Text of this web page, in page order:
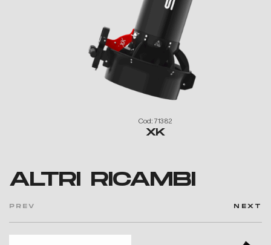
Cod: 71382
XK
ALTRI RICAMBI
PREV NEXT